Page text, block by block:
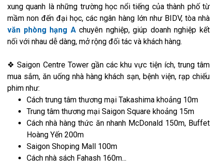
xung quanh là những trường học nổi tiếng của thành phố từ
mầm non đến đại học, các ngân hàng lớn như BIDV, tòa nhà
văn phòng hạng Achuyên nghiệp, giúp doanh nghiệp kết
nối với nhau dễ dàng, mở rộng đối tác và khách hàng.
❖ Saigon Centre Tower gần các khu vực tiện ích, trung tâm
mua sắm, ăn uống nhà hàng khách sạn, bệnh viện, rạp chiếu
phim như:
Cách trung tâm thương mại Takashima khoảng 10m
Trung tâm thương mại Saigon Square khoảng 15m
Cách nhà hàng thức ăn nhanh McDonald 150m, Buffet
Hoàng Yến 200m
Saigon Shoping Mall 100m
Cách nhà sách Fahash 160m...